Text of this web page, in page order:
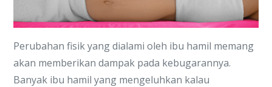
Perubahan fisik yang dialami oleh ibu hamil memang
akan memberikan dampak pada kebugarannya.
Banyak ibu hamil yang mengeluhkan kalau